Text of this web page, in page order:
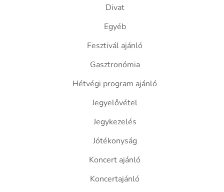
Divat
Egyéb
Fesztivál ajánló
Gasztronómia
Hétvégi program ajánló
Jegyelővétel
Jegykezelés
Jótékonyság
Koncert ajánló
Koncertajánló